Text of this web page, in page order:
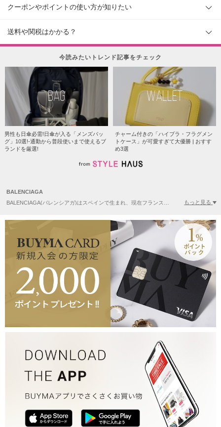
クーポンやポイントの使い方が知りたい
送料や関税はかかる？
今読みたいトレンド記事をチェック
BAG
男性も日傘必需!日傘が入る「メンズバッ
グ」10選!-通勤から普段使いまで使えるブ
ランドを厳選!
WALLET
チャーム付きの「ハイブラ・フラグメン
トケース」が可愛すぎて大優勝 | おすす
め3選
BALENCIAGA
もっと見る